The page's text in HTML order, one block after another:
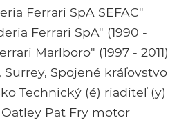
Ferrari SpA SEFAC"
Ferrari SpA" (1990 -
Marlboro" (1997 - 2011)
Spojené kráľovstvo
Technický (é) riaditeľ (y)
Pat Fry motor